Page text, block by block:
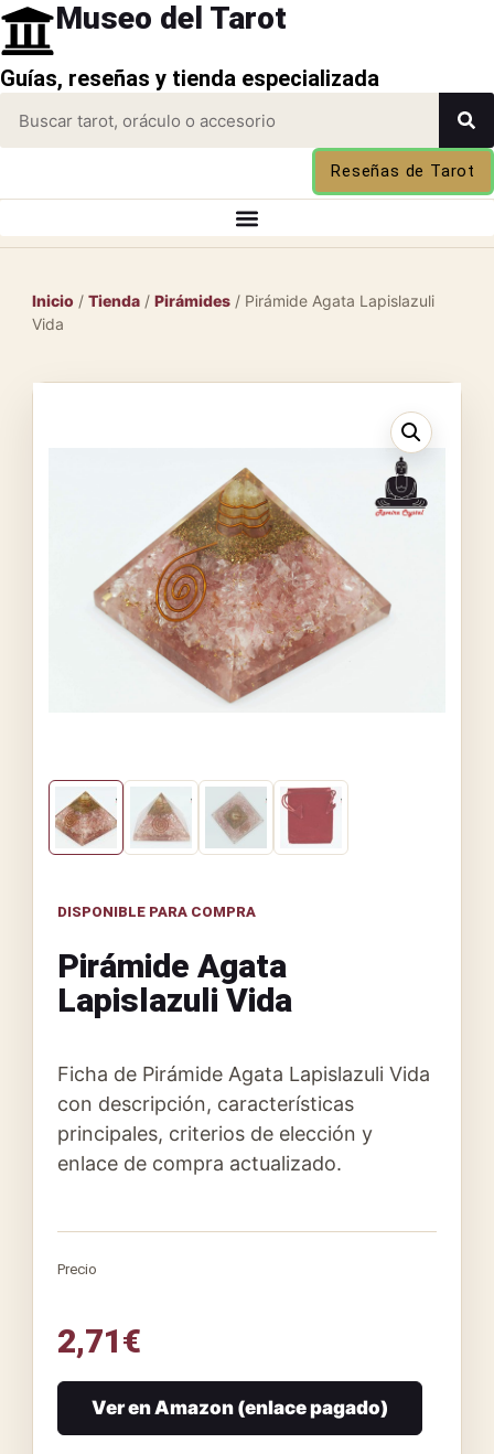
Museo del Tarot
Guías, reseñas y tienda especializada
Reseñas de Tarot
Inicio / Tienda / Pirámides / Pirámide Agata Lapislazuli
Vida
DISPONIBLE PARA COMPRA
Pirámide Agata
Lapislazuli Vida
Ficha de Pirámide Agata Lapislazuli Vida
con descripción, características
principales, criterios de elección y
enlace de compra actualizado.
Precio
2,71€
Ver en Amazon (enlace pagado)